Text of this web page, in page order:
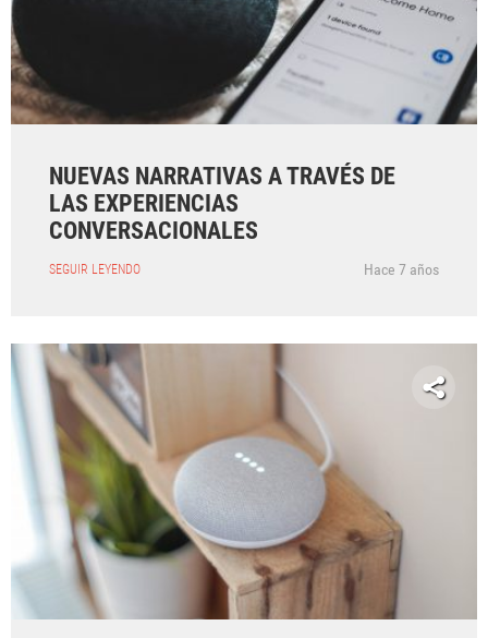
NUEVAS NARRATIVAS A TRAVÉS DE
LAS EXPERIENCIAS
CONVERSACIONALES
SEGUIR LEYENDO Hace 7 años